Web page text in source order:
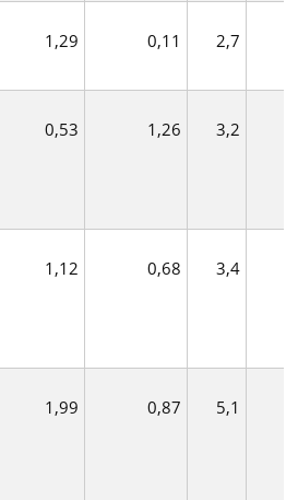
1,29 0,11 2,7
0,53 1,26 3,2
1,12 0,68 3,4
1,99 0,87 5,1